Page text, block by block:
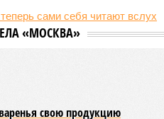
та же группа компаний-
Group осенью 2024 года, но
по словам дольщиков,
обещают сдать к